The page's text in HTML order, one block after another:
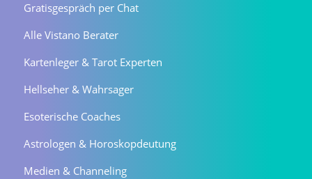
Gratisgespräch per Chat
Alle Vistano Berater
Kartenleger & Tarot Experten
Hellseher & Wahrsager
Esoterische Coaches
Astrologen & Horoskopdeutung
Medien & Channeling